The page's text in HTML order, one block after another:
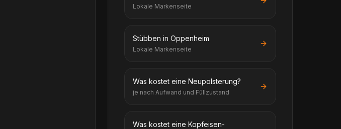
Lokale Markenseite
Stübben in Oppenheim
Lokale Markenseite
Was kostet eine Neupolsterung?
je nach Aufwand und Füllzustand
Was kostet eine Kopfeisen-